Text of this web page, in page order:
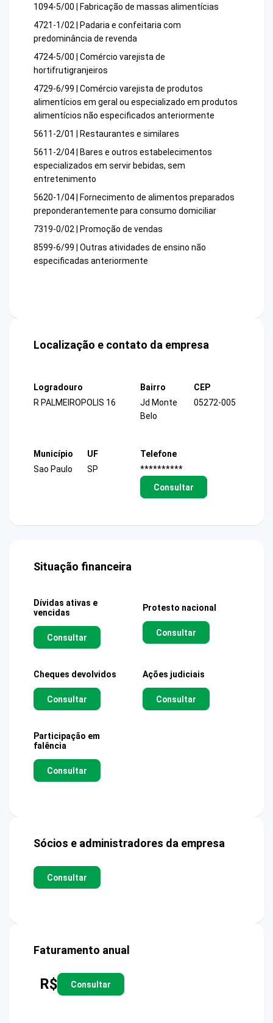
1094-5/00 | Fabricação de massas alimentícias
4721-1/02 | Padaria e confeitaria com
predominância de revenda
4724-5/00 | Comércio varejista de
hortifrutigranjeiros
4729-6/99 | Comércio varejista de produtos
alimentícios em geral ou especializado em produtos
alimentícios não especificados anteriormente
5611-2/01 | Restaurantes e similares
5611-2/04 | Bares e outros estabelecimentos
especializados em servir bebidas, sem
entretenimento
5620-1/04 | Fornecimento de alimentos preparados
preponderantemente para consumo domiciliar
7319-0/02 | Promoção de vendas
8599-6/99 | Outras atividades de ensino não
especificadas anteriormente
Localização e contato da empresa
Logradouro
R PALMEIROPOLIS 16
Bairro
Jd Monte
Belo
CEP
05272-005
Município
Sao Paulo
UF
SP
Telefone
**********
Consultar
Situação financeira
Dívidas ativas e
vencidas
Consultar
Protesto nacional
Consultar
Cheques devolvidos
Consultar
Ações judiciais
Consultar
Participação em
falência
Consultar
Sócios e administradores da empresa
Consultar
Faturamento anual
R$ Consultar